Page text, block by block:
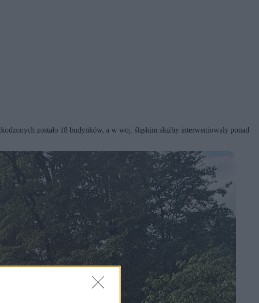
zostało 18 budynków, a w woj. śląskim służby interweniowały ponad